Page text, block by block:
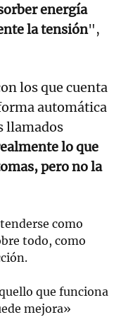
energía
la tensión",
los que cuenta
automática
llamados
lo que
pero no la
como
todo, como
que funciona
mejora»